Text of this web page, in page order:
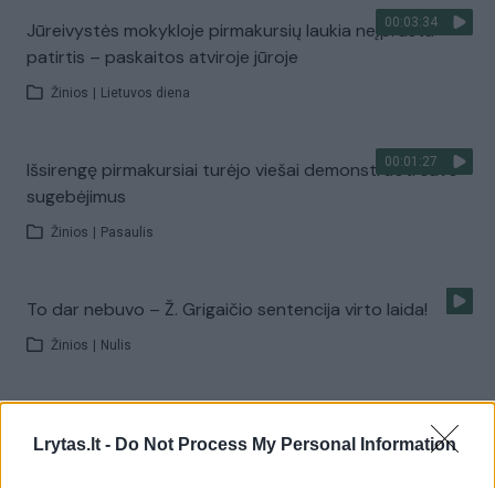
Lrytas.lt - Do Not Process My Personal Information
00:03:34
Jūreivystės mokykloje pirmakursių laukia neįprasta
patirtis – paskaitos atviroje jūroje
Žinios Lietuvos diena
00:01:27
Išsirengę pirmakursiai turėjo viešai demonstruoti savo
sugebėjimus
Žinios Pasaulis
To dar nebuvo – Ž. Grigaičio sentencija virto laida!
Žinios Nulis
Studentų lūpomis kalba tiesa: Žilviną Grigaitį išlaiko
žmona!